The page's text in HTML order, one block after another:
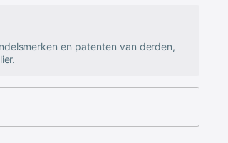
en patenten van derden,